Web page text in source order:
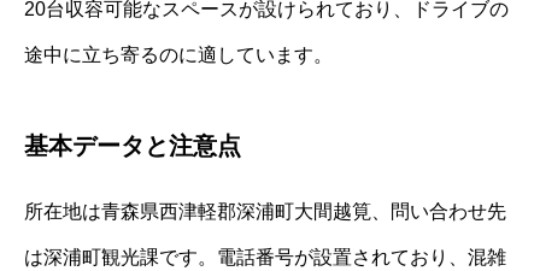
20台収容可能なスペースが設けられており、ドライブの
途中に立ち寄るのに適しています。
基本データと注意点
所在地は青森県西津軽郡深浦町大間越筧、問い合わせ先
は深浦町観光課です。電話番号が設置されており、混雑